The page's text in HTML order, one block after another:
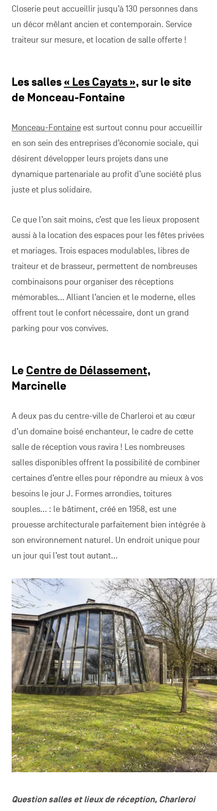
Closerie peut accueillir jusqu’à 130 personnes dans
un décor mêlant ancien et contemporain. Service
traiteur sur mesure, et location de salle offerte !
Les salles « Les Cayats », sur le site
de Monceau-Fontaine
Monceau-Fontaineest surtout connu pour accueillir
en son sein des entreprises d’économie sociale, qui
désirent développer leurs projets dans une
dynamique partenariale au profit d’une société plus
juste et plus solidaire.
Ce que l’on sait moins, c’est que les lieux proposent
aussi à la location des espaces pour les fêtes privées
et mariages. Trois espaces modulables, libres de
traiteur et de brasseur, permettent de nombreuses
combinaisons pour organiser des réceptions
mémorables… Alliant l’ancien et le moderne, elles
offrent tout le confort nécessaire, dont un grand
parking pour vos convives.
Le Centre de Délassement,
Marcinelle
A deux pas du centre-ville de Charleroi et au cœur
d’un domaine boisé enchanteur, le cadre de cette
salle de réception vous ravira ! Les nombreuses
salles disponibles offrent la possibilité de combiner
certaines d’entre elles pour répondre au mieux à vos
besoins le jour J. Formes arrondies, toitures
souples… : le bâtiment, créé en 1958, est une
prouesse architecturale parfaitement bien intégrée à
son environnement naturel. Un endroit unique pour
un jour qui l’est tout autant…
Question salles et lieux de réception, Charleroi